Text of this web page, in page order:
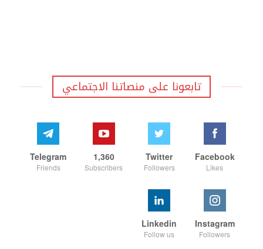
تابعونا على منصاتنا الاجتماعي
Facebook
Likes
Twitter
Followers
1,360
Subscribers
Telegram
Friends
Instagram
Followers
Linkedin
Follow us